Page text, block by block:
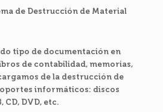
de Destrucción de Material
tipo de documentación en
de contabilidad, memorias,
de la destrucción de
informáticos: discos
CD, DVD, etc.